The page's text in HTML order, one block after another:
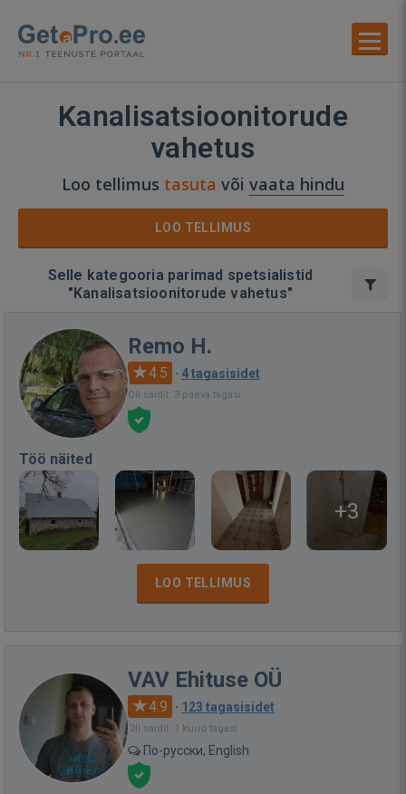
Kanalisatsioonitorude
vahetus
Loo tellimus tasuta või vaata hindu
LOO TELLIMUS
Selle kategooria parimad spetsialistid
"Kanalisatsioonitorude vahetus"
Remo H.
4.5 · 4 tagasisidet
Oli saidil: 3 päeva tagasi
Töö näited
+3
LOO TELLIMUS
VAV Ehituse OÜ
4.9 · 123 tagasisidet
Oli saidil: 1 kuud tagasi
По-русски, English